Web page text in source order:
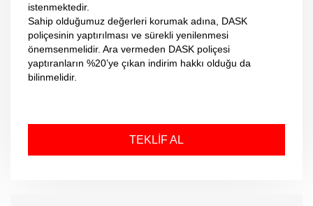
istenmektedir.
Sahip olduğumuz değerleri korumak adına, DASK
poliçesinin yaptırılması ve sürekli yenilenmesi
önemsenmelidir. Ara vermeden DASK poliçesi
yaptıranların %20’ye çıkan indirim hakkı olduğu da
bilinmelidir.
TEKLİF AL